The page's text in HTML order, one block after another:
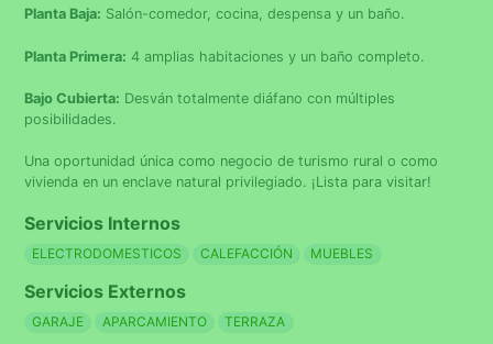
Planta Baja: Salón-comedor, cocina, despensa y un baño.
Planta Primera: 4 amplias habitaciones y un baño completo.
Bajo Cubierta: Desván totalmente diáfano con múltiples
posibilidades.
Una oportunidad única como negocio de turismo rural o como
vivienda en un enclave natural privilegiado. ¡Lista para visitar!
Servicios Internos
ELECTRODOMESTICOS CALEFACCIÓN MUEBLES
Servicios Externos
GARAJE APARCAMIENTO TERRAZA